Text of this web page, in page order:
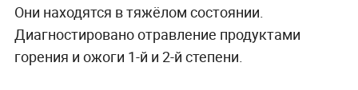
Они находятся в тяжёлом состоянии.
Диагностировано отравление продуктами
горения и ожоги 1-й и 2-й степени.